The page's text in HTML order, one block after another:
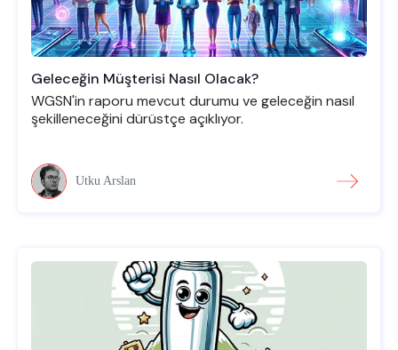
Geleceğin Müşterisi Nasıl Olacak?
WGSN'in raporu mevcut durumu ve geleceğin nasıl
şekilleneceğini dürüstçe açıklıyor.
Utku Arslan